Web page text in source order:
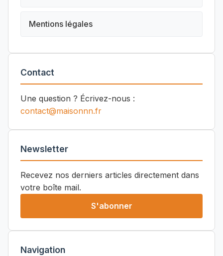
Mentions légales
Contact
Une question ? Écrivez-nous :
contact@maisonnn.fr
Newsletter
Recevez nos derniers articles directement dans
votre boîte mail.
S'abonner
Navigation